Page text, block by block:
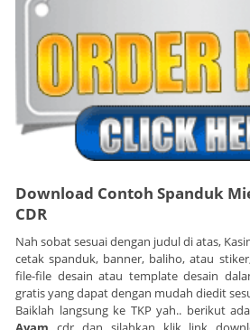
Download Contoh Spanduk
CDR
Nah sobat sesuai dengan judul di atas,
cetak spanduk, banner, baliho, atau
file-file desain atau template desain
gratis yang dapat dengan mudah diedit
Baiklah langsung ke TKP yah.. berikut